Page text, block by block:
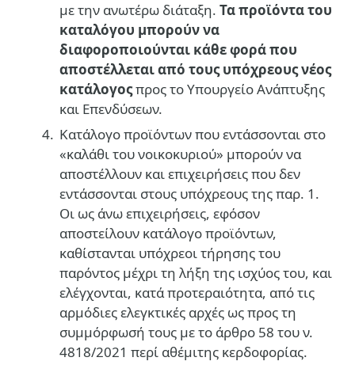
με την ανωτέρω διάταξη. Τα προϊόντα του
καταλόγου μπορούν να
διαφοροποιούνται κάθε φορά που
αποστέλλεται από τους υπόχρεους νέος
κατάλογοςπρος το Υπουργείο Ανάπτυξης
και Επενδύσεων.
Κατάλογο προϊόντων που εντάσσονται στο
«καλάθι του νοικοκυριού» μπορούν να
αποστέλλουν και επιχειρήσεις που δεν
εντάσσονται στους υπόχρεους της παρ. 1.
Οι ως άνω επιχειρήσεις, εφόσον
αποστείλουν κατάλογο προϊόντων,
καθίστανται υπόχρεοι τήρησης του
παρόντος μέχρι τη λήξη της ισχύος του, και
ελέγχονται, κατά προτεραιότητα, από τις
αρμόδιες ελεγκτικές αρχές ως προς τη
συμμόρφωσή τους με το άρθρο 58 του ν.
4818/2021 περί αθέμιτης κερδοφορίας.